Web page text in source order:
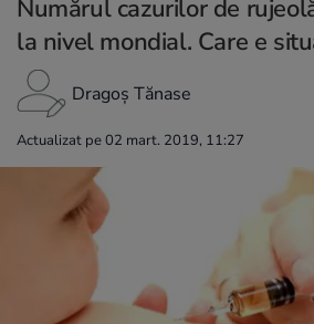
Numărul cazurilor de
la nivel mondial. Care e
Dragoș Tănase
Actualizat pe 02 mart. 2019, 11:27